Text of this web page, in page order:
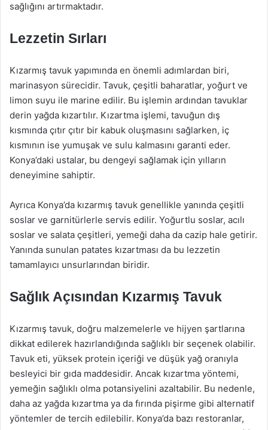
sağlığını artırmaktadır.
Lezzetin Sırları
Kızarmış tavuk yapımında en önemli adımlardan biri,
marinasyon sürecidir. Tavuk, çeşitli baharatlar, yoğurt ve
limon suyu ile marine edilir. Bu işlemin ardından tavuklar
derin yağda kızartılır. Kızartma işlemi, tavuğun dış
kısmında çıtır çıtır bir kabuk oluşmasını sağlarken, iç
kısmının ise yumuşak ve sulu kalmasını garanti eder.
Konya’daki ustalar, bu dengeyi sağlamak için yılların
deneyimine sahiptir.
Ayrıca Konya’da kızarmış tavuk genellikle yanında çeşitli
soslar ve garnitürlerle servis edilir. Yoğurtlu soslar, acılı
soslar ve salata çeşitleri, yemeği daha da cazip hale getirir.
Yanında sunulan patates kızartması da bu lezzetin
tamamlayıcı unsurlarından biridir.
Sağlık Açısından Kızarmış Tavuk
Kızarmış tavuk, doğru malzemelerle ve hijyen şartlarına
dikkat edilerek hazırlandığında sağlıklı bir seçenek olabilir.
Tavuk eti, yüksek protein içeriği ve düşük yağ oranıyla
besleyici bir gıda maddesidir. Ancak kızartma yöntemi,
yemeğin sağlıklı olma potansiyelini azaltabilir. Bu nedenle,
daha az yağda kızartma ya da fırında pişirme gibi alternatif
yöntemler de tercih edilebilir. Konya’da bazı restoranlar,